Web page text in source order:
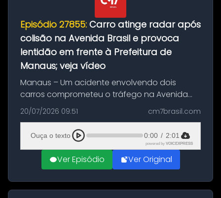
Episódio 27855: Carro atinge radar após
colisão na Avenida Brasil e provoca
lentidão em frente à Prefeitura de
Manaus; veja vídeo
Manaus – Um acidente envolvendo dois
carros comprometeu o tráfego na Avenida
Brasil durante a manhã desta segunda-feira
(20), em frente ao complexo da Prefeitura de
Manaus, na Zona Oeste. A batida ter...
20/07/2026 09:51 cm7brasil.com
Ouça o texto 0:00 / 2:01
powered by VOICEXPRESS
Ver Episódio Ver Original